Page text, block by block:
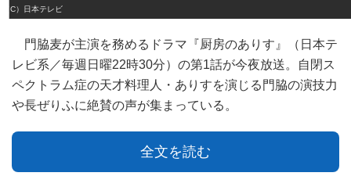
（C）日本テレビ
門脇麦が主演を務めるドラマ『厨房のありす』（日本テ
レビ系／毎週日曜22時30分）の第1話が今夜放送。自閉ス
ペクトラム症の天才料理人・ありすを演じる門脇の演技力
や長ぜりふに絶賛の声が集まっている。
全文を読む